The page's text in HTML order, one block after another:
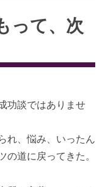
って、次
功談ではありませ
れ、悩み、いったん
道に戻ってきた。